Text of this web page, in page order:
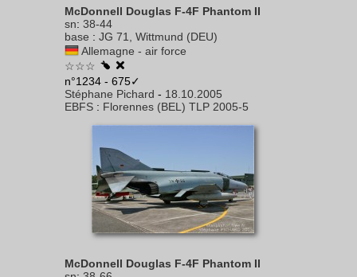
McDonnell Douglas F-4F Phantom II
sn: 38-44
base : JG 71, Wittmund (DEU)
Allemagne - air force
☆☆☆
n°1234 - 675✓
Stéphane Pichard - 18.10.2005
EBFS : Florennes (BEL) TLP 2005-5
McDonnell Douglas F-4F Phantom II